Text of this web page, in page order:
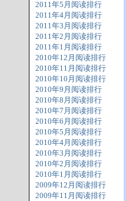
2011年5月阅读排行
2011年4月阅读排行
2011年3月阅读排行
2011年2月阅读排行
2011年1月阅读排行
2010年12月阅读排行
2010年11月阅读排行
2010年10月阅读排行
2010年9月阅读排行
2010年8月阅读排行
2010年7月阅读排行
2010年6月阅读排行
2010年5月阅读排行
2010年4月阅读排行
2010年3月阅读排行
2010年2月阅读排行
2010年1月阅读排行
2009年12月阅读排行
2009年11月阅读排行